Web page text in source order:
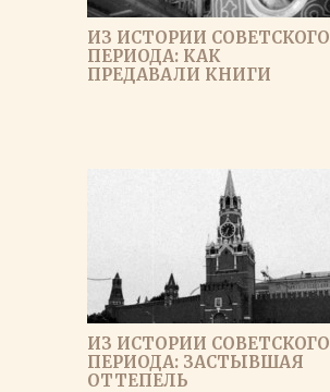
ИЗ ИСТОРИИ СОВЕТСКОГО
ПЕРИОДА: КАК
ПРЕДАВАЛИ КНИГИ
ИЗ ИСТОРИИ СОВЕТСКОГО
ПЕРИОДА: ЗАСТЫВШАЯ
ОТТЕПЕЛЬ